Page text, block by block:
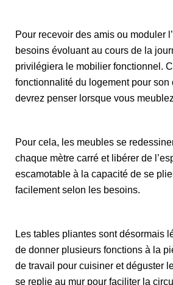
Pour recevoir des amis ou moduler
besoins évoluant au cours de la
privilégiera le mobilier fonctionnel.
fonctionnalité du logement pour son
devrez penser lorsque vous
Pour cela, les meubles se
chaque mètre carré et libérer de
escamotable à la capacité de se
facilement selon les besoins.
Les tables pliantes sont désormais
de donner plusieurs fonctions à la
de travail pour cuisiner et déguster
se replie au mur pour faciliter la